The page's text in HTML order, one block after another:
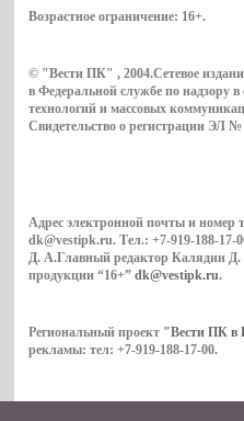
Возрастное ограничение: 16+.
© "Вести ПК" , 2004.Сетевое
в Федеральной службе по надзору
технологий и массовых
Свидетельство о регистрации ЭЛ
Адрес электронной почты и номер
dk@vestipk.ru. Тел.: +7-919-188-
Д. А.Главный редактор Калядин
продукции “16+”dk@vestipk.ru.
Региональный проект "Вести ПК в
рекламы: тел: +7-919-188-17-00.